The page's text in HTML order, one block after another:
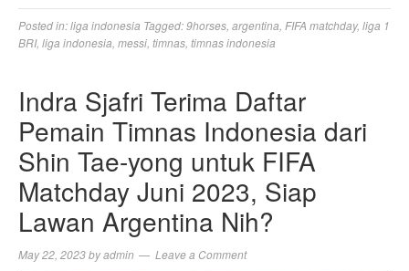
Posted in:liga indonesia Tagged:9horses argentina FIFA matchday, liga 1
BRI, liga indonesia messi timnas timnas indonesia
Indra Sjafri Terima Daftar
Pemain Timnas Indonesia dari
Shin Tae-yong untuk FIFA
Matchday Juni 2023, Siap
Lawan Argentina Nih?
May 22, 2023byadmin Leave a Comment